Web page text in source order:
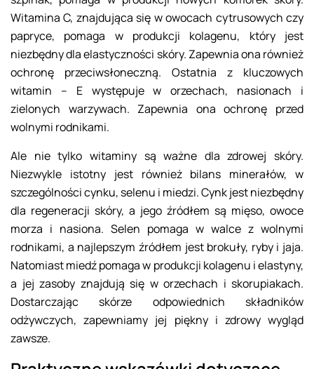
Witamina C, znajdująca się w owocach cytrusowych czy
papryce, pomaga w produkcji kolagenu, który jest
niezbędny dla elastyczności skóry. Zapewnia ona również
ochronę przeciwsłoneczną. Ostatnia z kluczowych
witamin – E występuje w orzechach, nasionach i
zielonych warzywach. Zapewnia ona ochronę przed
wolnymi rodnikami.
Ale nie tylko witaminy są ważne dla zdrowej skóry.
Niezwykle istotny jest również bilans minerałów, w
szczególności cynku, selenu i miedzi. Cynk jest niezbędny
dla regeneracji skóry, a jego źródłem są mięso, owoce
morza i nasiona. Selen pomaga w walce z wolnymi
rodnikami, a najlepszym źródłem jest brokuły, ryby i jaja.
Natomiast miedź pomaga w produkcji kolagenu i elastyny,
a jej zasoby znajdują się w orzechach i skorupiakach.
Dostarczając skórze odpowiednich składników
odżywczych, zapewniamy jej piękny i zdrowy wygląd
zawsze.